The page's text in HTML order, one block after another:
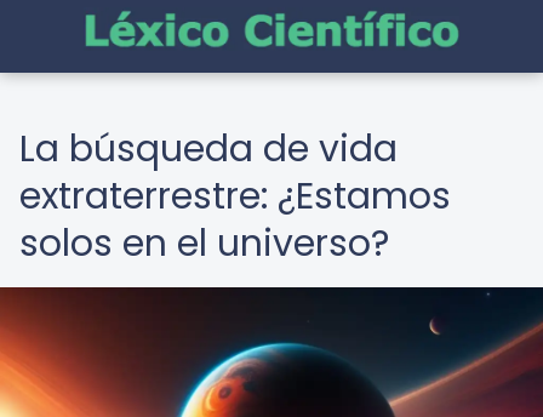
La búsqueda de vida
extraterrestre: ¿Estamos
solos en el universo?